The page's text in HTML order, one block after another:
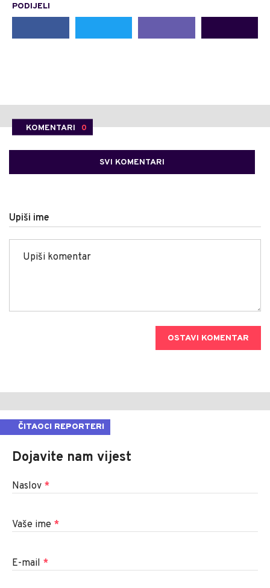
PODIJELI
KOMENTARI 0
SVI KOMENTARI
Upiši ime
OSTAVI KOMENTAR
ČITAOCI REPORTERI
Dojavite nam vijest
Naslov *
Vaše ime *
E-mail *